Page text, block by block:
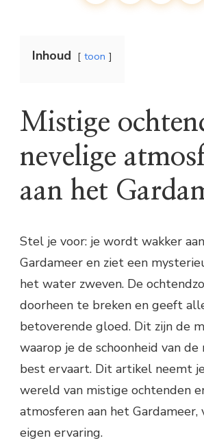
Inhoud toon
Mistige
nevelige
aan het
Stel je voor: je wordt wakker
Gardameer en ziet een
het water zweven. De
doorheen te breken en geeft
betoverende gloed. Dit zijn de
waarop je de schoonheid van
best ervaart. Dit artikel neemt
wereld van mistige ochtenden
atmosferen aan het Gardameer,
eigen ervaring.